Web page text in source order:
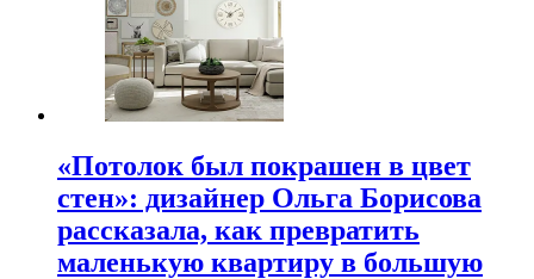
«Потолок был покрашен в цвет
стен»: дизайнер Ольга Борисова
рассказала, как превратить
маленькую квартиру в большую